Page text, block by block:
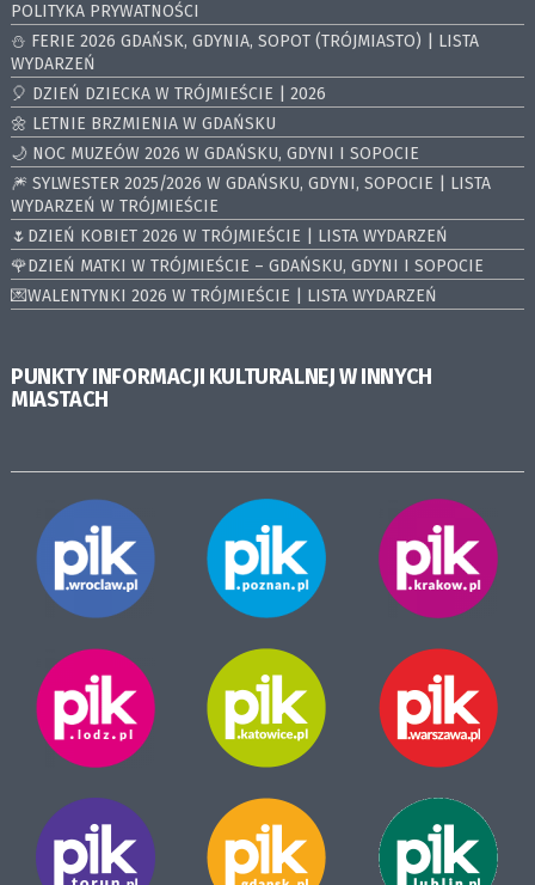
POLITYKA PRYWATNOŚCI
⛄️ FERIE 2026 GDAŃSK, GDYNIA, SOPOT (TRÓJMIASTO) | LISTA
WYDARZEŃ
🎈 DZIEŃ DZIECKA W TRÓJMIEŚCIE | 2026
🌼 LETNIE BRZMIENIA W GDAŃSKU
🌙 NOC MUZEÓW 2026 W GDAŃSKU, GDYNI I SOPOCIE
🎆 SYLWESTER 2025/2026 W GDAŃSKU, GDYNI, SOPOCIE | LISTA
WYDARZEŃ W TRÓJMIEŚCIE
🌷DZIEŃ KOBIET 2026 W TRÓJMIEŚCIE | LISTA WYDARZEŃ
🌹DZIEŃ MATKI W TRÓJMIEŚCIE – GDAŃSKU, GDYNI I SOPOCIE
💌WALENTYNKI 2026 W TRÓJMIEŚCIE | LISTA WYDARZEŃ
PUNKTY INFORMACJI KULTURALNEJ W INNYCH
MIASTACH